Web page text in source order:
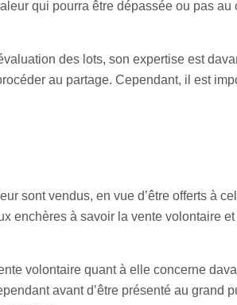
qui pourra être dépassée ou pas au
des lots, son expertise est
au partage. Cependant, il est
sont vendus, en vue d’être offerts à
enchères à savoir la vente volontaire et
volontaire quant à elle concerne
avant d’être présenté au grand